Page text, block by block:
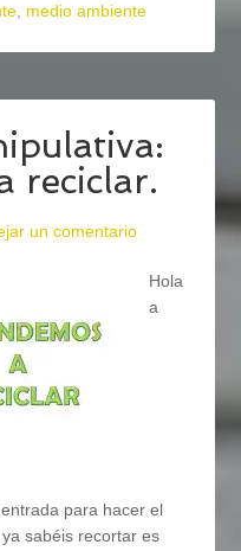
, medio ambiente
reciclar.
un comentario
Hola
a
para hacer el
sabéis recortar es